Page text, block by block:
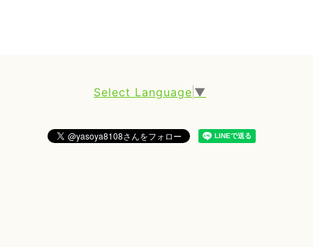
Select Language ▼